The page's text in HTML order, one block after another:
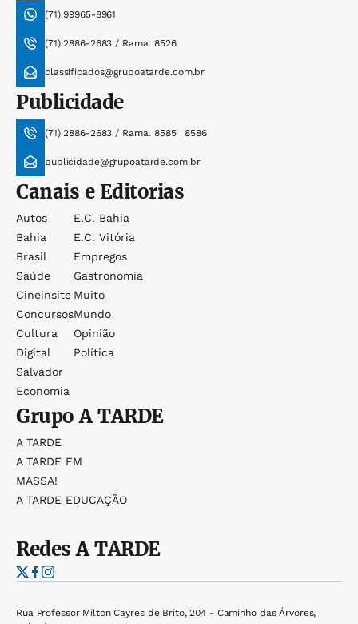
(71) 99965-8961
(71) 2886-2683 / Ramal 8526
classificados@grupoatarde.com.br
Publicidade
(71) 2886-2683 / Ramal 8585 | 8586
publicidade@grupoatarde.com.br
Canais e Editorias
Autos
Bahia
Brasil
Saúde
Cineinsite
Concursos
Cultura
Digital
Salvador
Economia
E.c. Bahia
E.c. Vitória
Empregos
Gastronomia
Muito
Mundo
Opinião
Política
GrupoA TARDE
A TARDE
A TARDE FM
MASSA!
A TARDE EDUCAÇÃO
RedesA TARDE
Rua Professor Milton Cayres de Brito, 204 - Caminho das Árvores,